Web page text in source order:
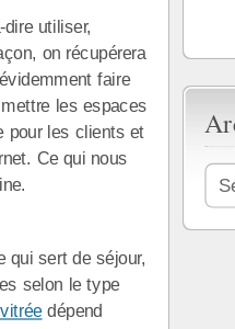
utiliser,
on récupérera
faire
les espaces
pour les clients et
Ce qui nous
qui sert de séjour,
selon le type
dépend